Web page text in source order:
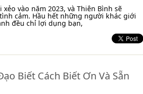
vào năm 2023, và Thiên Bình sẽ
cảm. Hầu hết những người khác giới
đều chỉ lợi dụng bạn,
Biết Cách Biết Ơn Và Sẵn